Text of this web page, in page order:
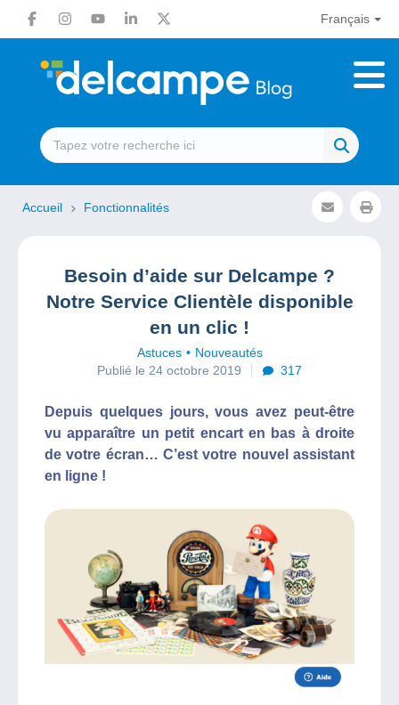
Français
Accueil Fonctionnalités
Besoin d’aide sur Delcampe ?
Notre Service Clientèle disponible
en un clic !
Astuces
Nouveautés
Publié le 24 octobre 2019
317
Depuis quelques jours, vous avez peut-être
vu apparaître un petit encart en bas à droite
de votre écran… C’est votre nouvel assistant
en ligne !